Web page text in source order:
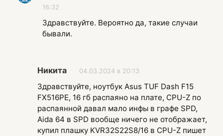
16:32
Здравствуйте. Вероятно да, такие случаи
бывали.
Никита 04.03.2024 в 20:13
Здравствуйте, ноутбук Asus TUF Dash F15
FX516PE, 16 гб распаяно на плате, CPU-Z по
распаянной давал мало инфы в графе SPD,
Aida 64 в SPD вообще ничего не отображает,
купил плашку KVR32S22S8/16 в CPU-Z пишет